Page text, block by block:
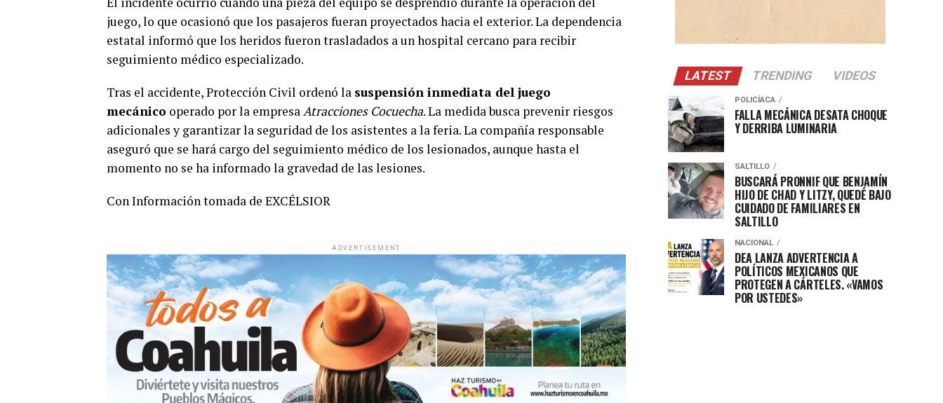
juego, lo que ocasionó que los pasajeros fueran proyectados hacia el exterior. La dependencia
estatal informó que los heridos fueron trasladados a un hospital cercano para recibir
seguimiento médico especializado.
Tras el accidente, Protección Civil ordenó la suspensión inmediata del juego
mecánico operado por la empresaAtracciones Cocuecha. La medida busca prevenir riesgos
adicionales y garantizar la seguridad de los asistentes a la feria. La compañía responsable
aseguró que se hará cargo del seguimiento médico de los lesionados, aunque hasta el
momento no se ha informado la gravedad de las lesiones.
Con Información tomada de EXCÉLSIOR
ADVERTISEMENT
LATEST TRENDING VIDEOS
POLICÍACA
FALLA MECÁNICA DESATA CHOQUE
Y DERRIBA LUMINARIA
SALTILLO
BUSCARÁ PRONNIF QUE BENJAMÍN
HIJO DE CHAD Y LITZY, QUEDÉ BAJO
CUIDADO DE FAMILIARES EN
SALTILLO
NACIONAL
DEA LANZA ADVERTENCIA A
POLÍTICOS MEXICANOS QUE
PROTEGEN A CÁRTELES. «VAMOS
POR USTEDES»